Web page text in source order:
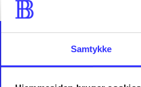
Samtykke
Bibliotek.dk er